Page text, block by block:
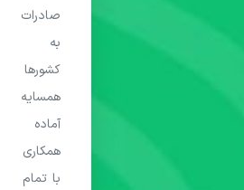
صادرات
به
کشورها
همسایه
آماده
همکاری
با تمام